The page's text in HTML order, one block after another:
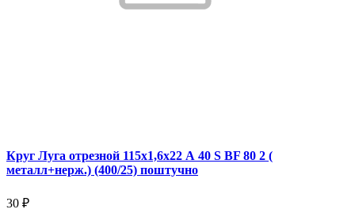
Круг Луга отрезной 115х1,6х22 А 40 S BF 80 2 (
металл+нерж.) (400/25) поштучно
30 ₽